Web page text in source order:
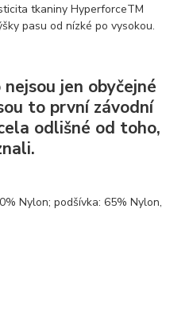
tkaniny HyperforceTM
pasu od nízké po vysokou.
jen obyčejné
to první závodní
odlišné od toho,
Nylon; podšívka: 65% Nylon,